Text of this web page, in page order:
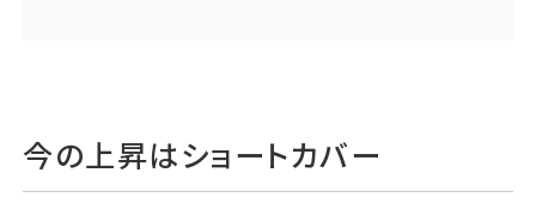
今の上昇はショートカバー